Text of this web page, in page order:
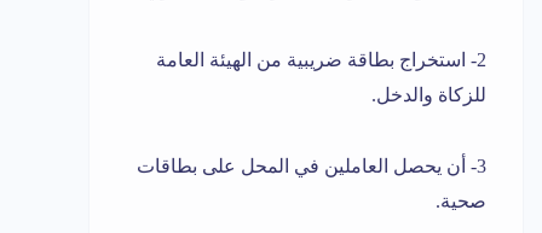
2- استخراج بطاقة ضريبية من الهيئة العامة
للزكاة والدخل.
3- أن يحصل العاملين في المحل على بطاقات
صحية.